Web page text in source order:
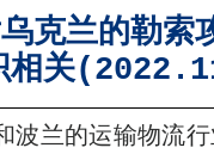
克兰的勒索
相关
波兰的运输物流